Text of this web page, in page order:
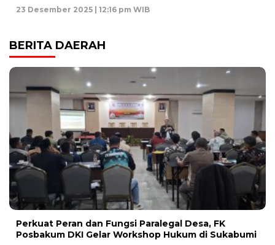
23 Desember 2025 | 12:16 pm WIB
BERITA DAERAH
Perkuat Peran dan Fungsi Paralegal Desa, FK
Posbakum DKI Gelar Workshop Hukum di Sukabumi